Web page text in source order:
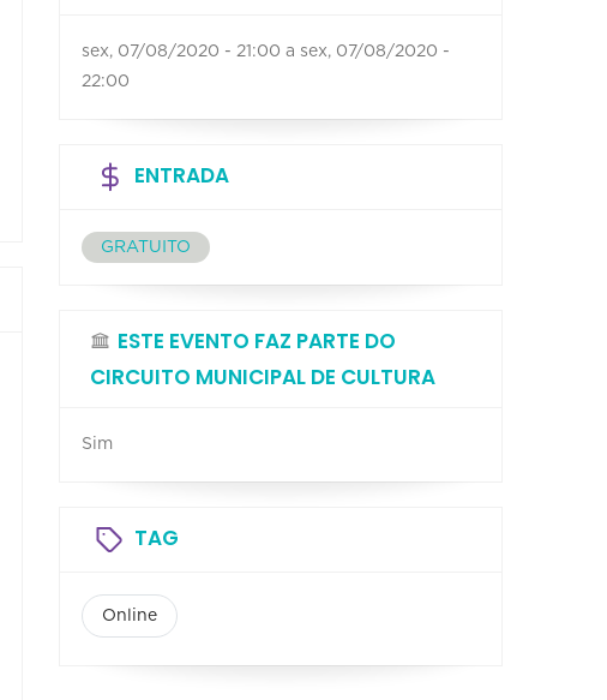
sex, 07/08/2020 - 21:00 a sex, 07/08/2020 -
22:00
ENTRADA
GRATUITO
ESTE EVENTO FAZ PARTE DO
CIRCUITO MUNICIPAL DE CULTURA
Sim
TAG
Online